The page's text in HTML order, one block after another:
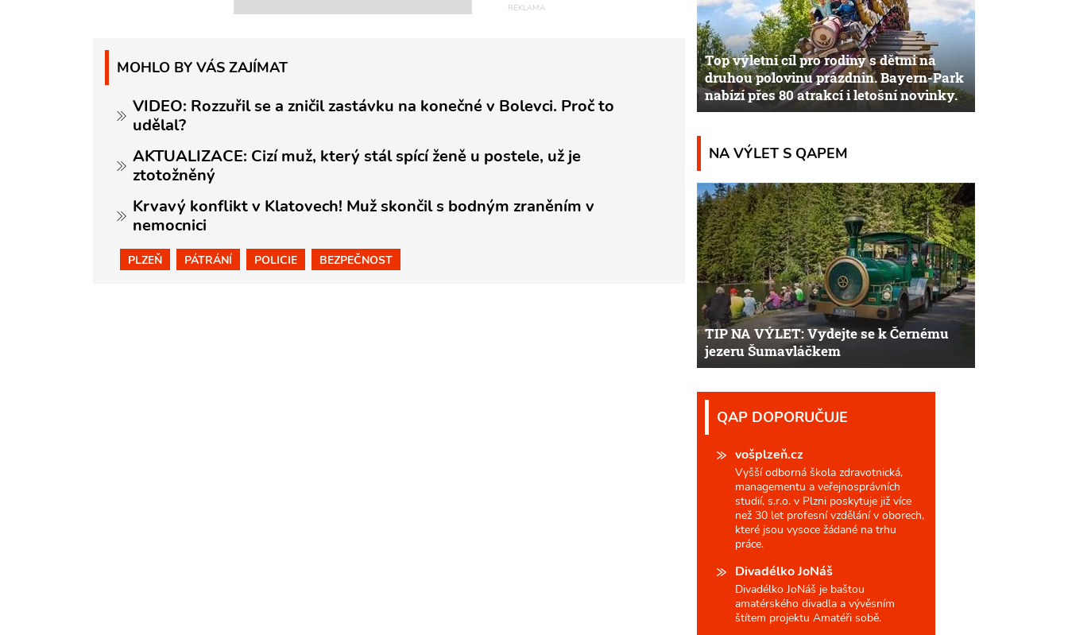
MOHLO BY VÁS ZAJÍMAT
VIDEO: Rozzuřil se a zničil zastávku na konečné v Bolevci. Proč to
udělal?
AKTUALIZACE: Cizí muž, který stál spící ženě u postele, už je
ztotožněný
Krvavý konflikt v Klatovech! Muž skončil s bodným zraněním v
nemocnici
PLZEŇ PÁTRÁNÍ POLICIE BEZPEČNOST
Top výletní cíl pro rodiny s dětmi na
druhou polovinu prázdnin. Bayern-Park
nabízí přes 80 atrakcí i letošní novinky.
NA VÝLET S QAPEM
TIP NA VÝLET: Vydejte se k Černému
jezeru Šumavláčkem
QAP DOPORUČUJE
vošplzeň.cz
Vyšší odborná škola zdravotnická,
managementu a veřejnosprávních
studií, s.r.o. v Plzni poskytuje již více
než 30 let profesní vzdělání v oborech,
které jsou vysoce žádané na trhu
práce.
Divadélko JoNáš
Divadélko JoNáš je baštou
amatérského divadla a vývěsním
štítem projektu Amatéři sobě.